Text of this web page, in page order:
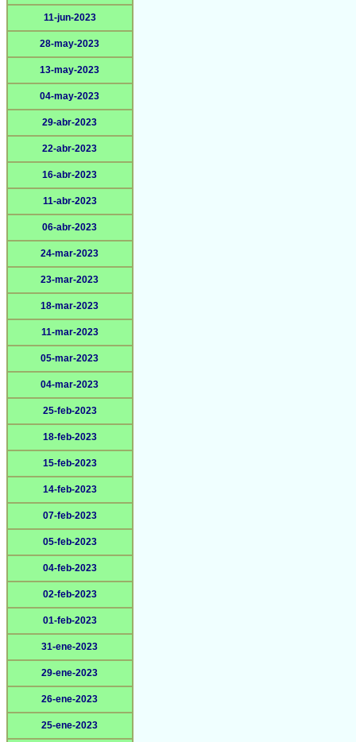
11-jun-2023
28-may-2023
13-may-2023
04-may-2023
29-abr-2023
22-abr-2023
16-abr-2023
11-abr-2023
06-abr-2023
24-mar-2023
23-mar-2023
18-mar-2023
11-mar-2023
05-mar-2023
04-mar-2023
25-feb-2023
18-feb-2023
15-feb-2023
14-feb-2023
07-feb-2023
05-feb-2023
04-feb-2023
02-feb-2023
01-feb-2023
31-ene-2023
29-ene-2023
26-ene-2023
25-ene-2023